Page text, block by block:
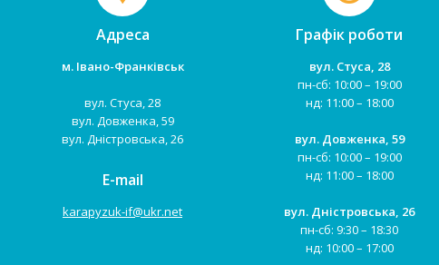
Адреса
м. Івано-Франківськ
вул. Стуса, 28
вул. Довженка, 59
вул. Дністровська, 26
E-mail
karapyzuk-if@ukr.net
Графік роботи
вул. Стуса, 28
пн-сб: 10:00 – 19:00
нд: 11:00 – 18:00
вул. Довженка, 59
пн-сб: 10:00 – 19:00
нд: 11:00 – 18:00
вул. Дністровська, 26
пн-сб: 9:30 – 18:30
нд: 10:00 – 17:00